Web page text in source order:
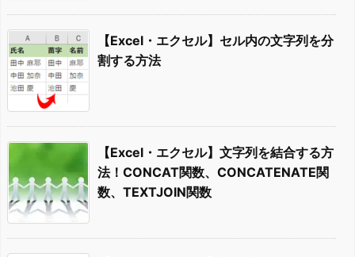
【Excel・エクセル】セル内の文字列を分
割する方法
【Excel・エクセル】文字列を結合する方
法！CONCAT関数、CONCATENATE関
数、TEXTJOIN関数